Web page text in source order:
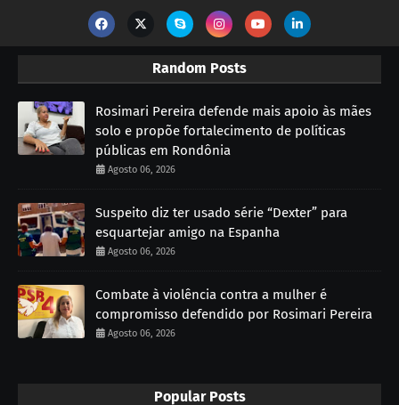
Random Posts
Rosimari Pereira defende mais apoio às mães
solo e propõe fortalecimento de políticas
públicas em Rondônia
Agosto 06, 2026
Suspeito diz ter usado série “Dexter” para
esquartejar amigo na Espanha
Agosto 06, 2026
Combate à violência contra a mulher é
compromisso defendido por Rosimari Pereira
Agosto 06, 2026
Popular Posts